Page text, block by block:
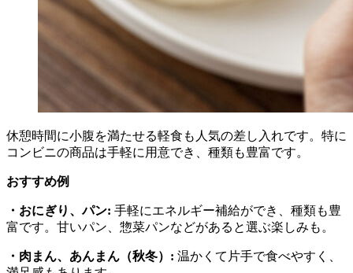
休憩時間に小腹を満たせる軽食も人気の差し入れです。特に
コンビニの商品は手軽に用意でき、種類も豊富です。
おすすめ例
・おにぎり、パン: 手軽にエネルギー補給ができ、種類も豊
富です。甘いパン、惣菜パンなどがあると選ぶ楽しみも。
・肉まん、あんまん（秋冬）: 温かくて片手で食べやすく、